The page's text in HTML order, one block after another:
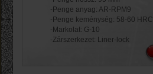
-Penge anyag: AR-RPM9
-Penge keménység: 58-60 HRC
-Markolat: G-10
-Zárszerkezet: Liner-lock